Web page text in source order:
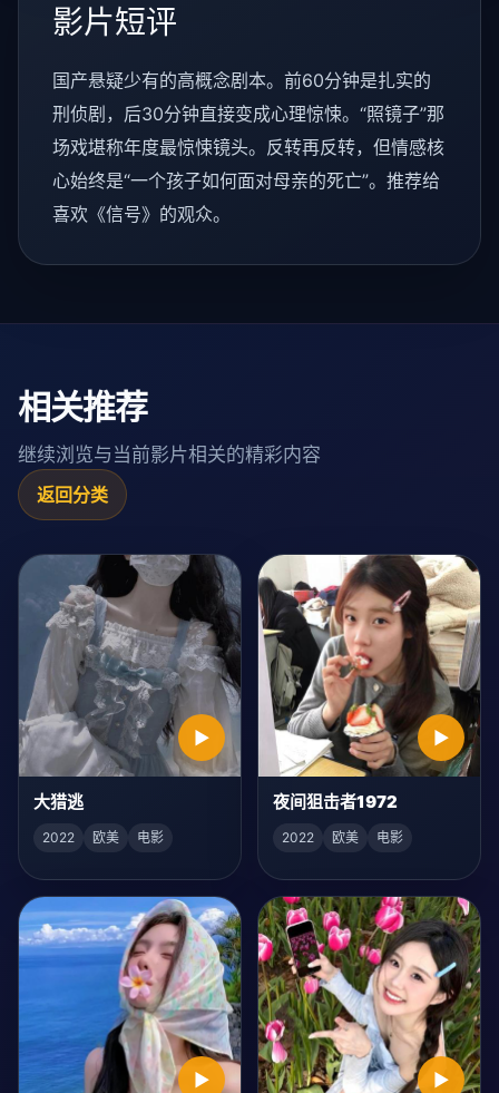
影片短评
国产悬疑少有的高概念剧本。前60分钟是扎实的
刑侦剧，后30分钟直接变成心理惊悚。“照镜子”那
场戏堪称年度最惊悚镜头。反转再反转，但情感核
心始终是“一个孩子如何面对母亲的死亡”。推荐给
喜欢《信号》的观众。
相关推荐
继续浏览与当前影片相关的精彩内容
返回分类
▶
大猎逃
2022 欧美 电影
▶
夜间狙击者1972
2022 欧美 电影
▶ ▶